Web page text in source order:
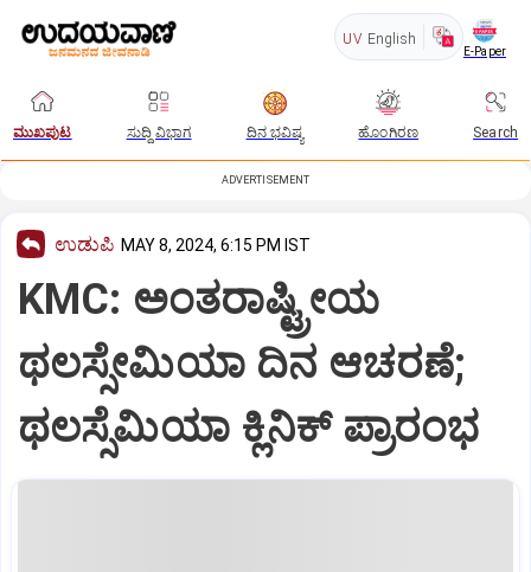
UV English
E-Paper
ಮುಖಪುಟ ಸುದ್ದಿ ವಿಭಾಗ ದಿನ ಭವಿಷ್ಯ ಹೊಂಗಿರಣ Search
ADVERTISEMENT
ಉಡುಪಿ MAY 8, 2024, 6:15 PM IST
KMC: ಅಂತರಾಷ್ಟ್ರೀಯ
ಥಲಸ್ಸೇಮಿಯಾ ದಿನ ಆಚರಣೆ;
ಥಲಸ್ಸೆಮಿಯಾ ಕ್ಲಿನಿಕ್ ಪ್ರಾರಂಭ